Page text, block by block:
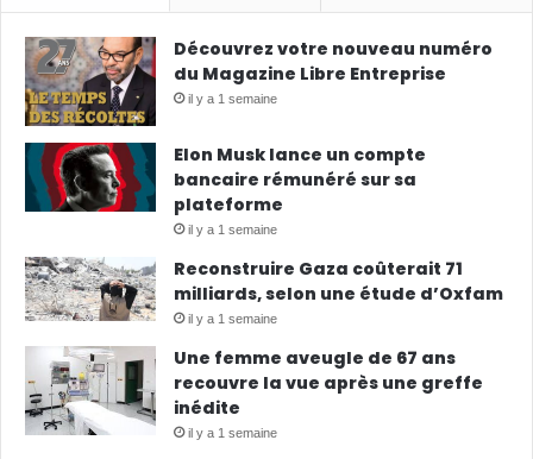
Découvrez votre nouveau numéro
du Magazine Libre Entreprise
il y a 1 semaine
Elon Musk lance un compte
bancaire rémunéré sur sa
plateforme
il y a 1 semaine
Reconstruire Gaza coûterait 71
milliards, selon une étude d’Oxfam
il y a 1 semaine
Une femme aveugle de 67 ans
recouvre la vue après une greffe
inédite
il y a 1 semaine